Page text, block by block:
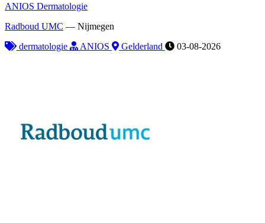
ANIOS Dermatologie
Radboud UMC — Nijmegen
dermatologie
ANIOS Gelderland 03-08-2026